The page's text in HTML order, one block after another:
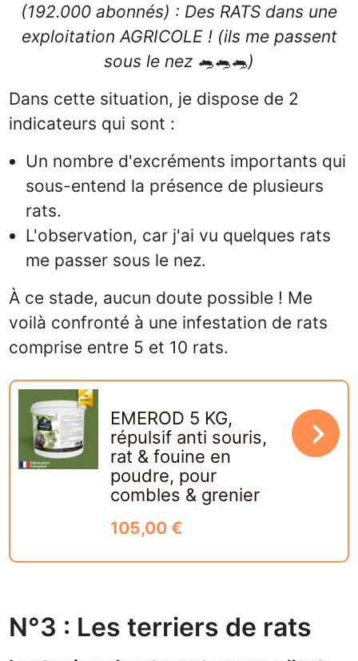
(192.000 abonnés) : Des RATS dans une
exploitation AGRICOLE ! (ils me passent
sous le nez 🐀🐀🐀)
Dans cette situation, je dispose de 2
indicateurs qui sont :
Un nombre d'excréments importants qui
sous-entend la présence de plusieurs
rats.
L'observation, car j'ai vu quelques rats
me passer sous le nez.
À ce stade, aucun doute possible ! Me
voilà confronté à une infestation de rats
comprise entre 5 et 10 rats.
EMEROD 5 KG,
répulsif anti souris,
rat & fouine en
poudre, pour
combles & grenier
105,00 €
navigate_next
N°3 : Les terriers de rats